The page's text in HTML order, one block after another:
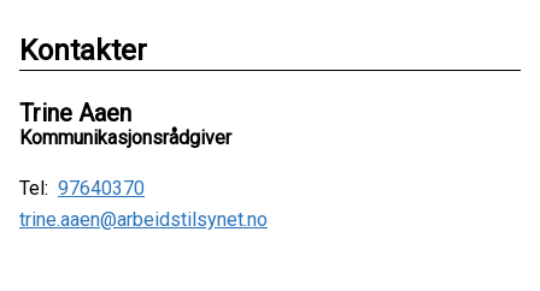
Kontakter
Trine Aaen
Kommunikasjonsrådgiver
Tel: 97640370
trine.aaen@arbeidstilsynet.no